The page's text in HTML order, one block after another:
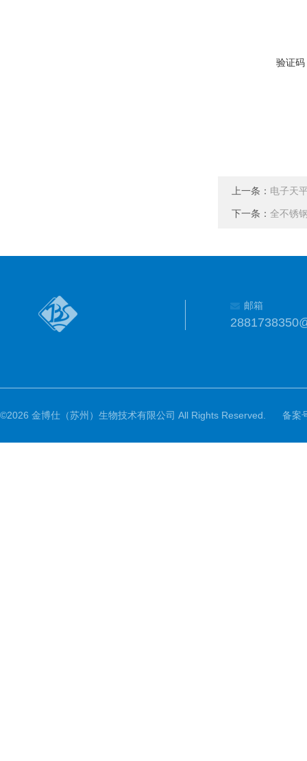
验证码
上一条： 电子天
下一条： 全不锈
邮箱
©2026 金博仕（苏州）生物技术有限公司 All Rights Reserved. 备案